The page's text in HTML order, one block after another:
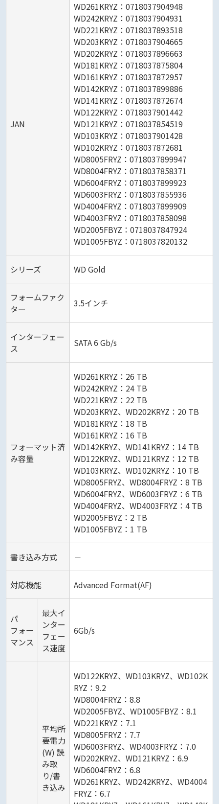
JAN
WD261KRYZ：0718037904948
WD242KRYZ：0718037904931
WD221KRYZ：0718037893518
WD203KRYZ：0718037904665
WD202KRYZ：0718037896663
WD181KRYZ：0718037875804
WD161KRYZ：0718037872957
WD142KRYZ：0718037899886
WD141KRYZ：0718037872674
WD122KRYZ：0718037901442
WD121KRYZ：0718037854519
WD103KRYZ：0718037901428
WD102KRYZ：0718037872681
WD8005FRYZ：0718037899947
WD8004FRYZ：0718037858371
WD6004FRYZ：0718037899923
WD6003FRYZ：0718037855936
WD4004FRYZ：0718037899909
WD4003FRYZ：0718037858098
WD2005FBYZ：0718037847924
WD1005FBYZ：0718037820132
シリーズ WD Gold
フォームファク
ター
3.5インチ
インターフェー
ス
SATA 6 Gb/s
フォーマット済
み容量
WD261KRYZ：26 TB
WD242KRYZ：24 TB
WD221KRYZ：22 TB
WD203KRYZ、WD202KRYZ：20 TB
WD181KRYZ：18 TB
WD161KRYZ：16 TB
WD142KRYZ、WD141KRYZ：14 TB
WD122KRYZ、WD121KRYZ：12 TB
WD103KRYZ、WD102KRYZ：10 TB
WD8005FRYZ、WD8004FRYZ：8 TB
WD6004FRYZ、WD6003FRYZ：6 TB
WD4004FRYZ、WD4003FRYZ：4 TB
WD2005FBYZ：2 TB
WD1005FBYZ：1 TB
書き込み方式 －
対応機能 Advanced Format(AF)
パ
フォー
マンス
最大イ
ンター
フェー
ス速度
6Gb/s
平均所
要電力
(W) 読
み取
り/書
き込み
WD122KRYZ、WD103KRYZ、WD102K
RYZ：9.2
WD8004FRYZ：8.8
WD2005FBYZ、WD1005FBYZ：8.1
WD221KRYZ：7.1
WD8005FRYZ：7.7
WD6003FRYZ、WD4003FRYZ：7.0
WD202KRYZ、WD121KRYZ：6.9
WD6004FRYZ：6.8
WD261KRYZ、WD242KRYZ、WD4004
FRYZ：6.7